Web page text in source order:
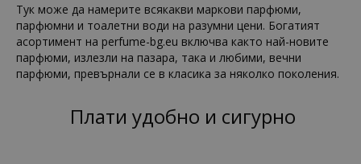
Тук може да намерите всякакви маркови парфюми,
парфюмни и тоалетни води на разумни цени. Богатият
асортимент на perfume-bg.eu включва както най-новите
парфюми, излезли на пазара, така и любими, вечни
парфюми, превърнали се в класика за няколко поколения.
Плати удобно и сигурно